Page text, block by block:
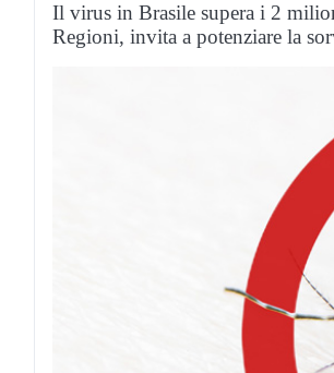
Il virus in Brasile supera i 2
Regioni, invita a potenziare la